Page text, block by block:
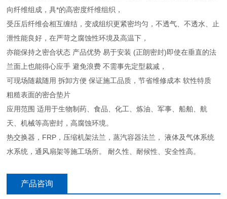
向纤维组成，具*的高密度纤维组织，
受压后纤维会相互缠结，变成组织更紧密均匀，不透气、不透水、止
泄性能良好，在严苛之腐蚀性环境及高温下，
亦能保持之密合状态 产品优势 易于安装 (正朗密封)即使在垂直的法
兰面上也能得心应手 避免浪费 不需事先定型裁减，
可现场随裁随用 拆卸方便 保证施工品质，节省维修成本 软性特质
粗糙表面的密合垫片
应用范围 适用于生物制药、食品、化工、炼油、军事、船舶、航
天、机械等高密封，高腐蚀环境。
热交换器，FRP，压缩机架法兰，蒸汽容器法兰， 液体及气体系统
水系统，通风扇架等施工场所。 耐久性、耐候性、安全性高。
产品咨询